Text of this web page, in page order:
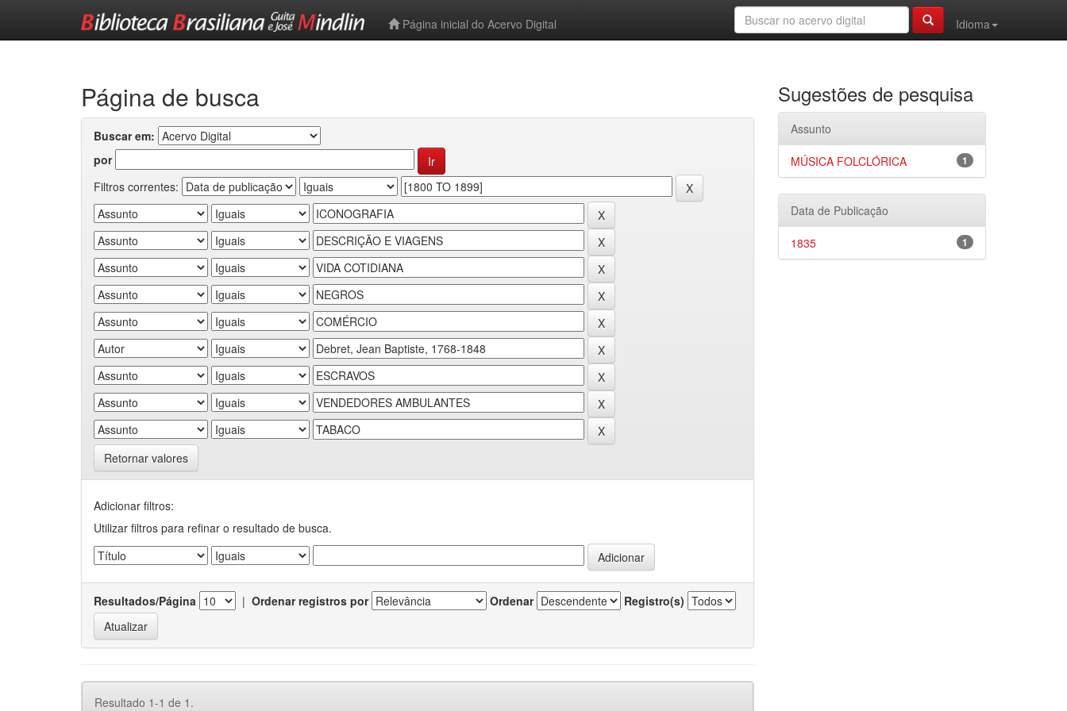
Página inicial do Acervo Digital
Idioma
Página de busca
Buscar em:
por
Filtros correntes:
Retornar valores
Adicionar filtros:
Utilizar filtros para refinar o resultado de busca.
Resultados/Página | Ordenar registros por Ordenar Registro(s)
Resultado 1-1 de 1.
Sugestões de pesquisa
Assunto
1
MÚSICA FOLCLÓRICA
Data de Publicação
1
1835